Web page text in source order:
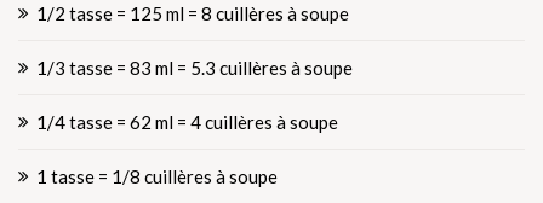
1/2 tasse = 125 ml = 8 cuillères à soupe
1/3 tasse = 83 ml = 5.3 cuillères à soupe
1/4 tasse = 62 ml = 4 cuillères à soupe
1 tasse = 1/8 cuillères à soupe